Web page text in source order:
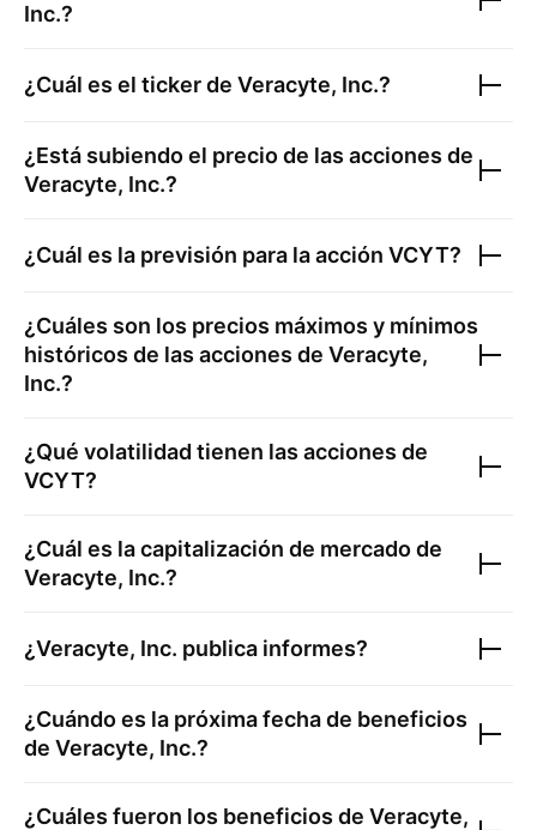
Inc.?
¿Cuál es el ticker de Veracyte, Inc.?
¿Está subiendo el precio de las acciones de
Veracyte, Inc.?
¿Cuál es la previsión para la acción VCYT?
¿Cuáles son los precios máximos y mínimos
históricos de las acciones de Veracyte,
Inc.?
¿Qué volatilidad tienen las acciones de
VCYT?
¿Cuál es la capitalización de mercado de
Veracyte, Inc.?
¿Veracyte, Inc. publica informes?
¿Cuándo es la próxima fecha de beneficios
de Veracyte, Inc.?
¿Cuáles fueron los beneficios de Veracyte,